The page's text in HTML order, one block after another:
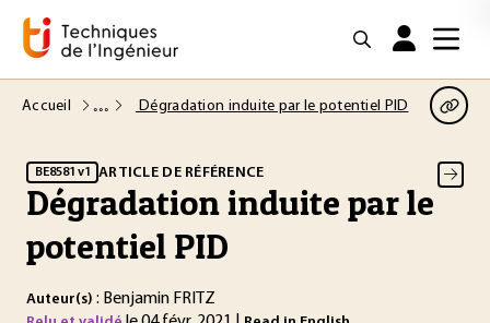
Accueil Dégradation induite par le potentiel PID
BE8581 v1 ARTICLE DE RÉFÉRENCE
Dégradation induite par le
potentiel PID
Auteur(s) : Benjamin FRITZ